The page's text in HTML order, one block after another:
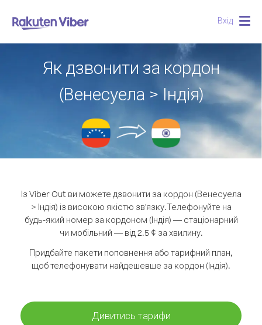
Вхід
Як дзвонити за кордон
(Венесуела > Індія)
Із Viber Out ви можете дзвонити за кордон (Венесуела
> Індія) із високою якістю зв'язку.Телефонуйте на
будь-який номер за кордоном (Індія) — стаціонарний
чи мобільний — від 2.5 ¢ за хвилину.
Придбайте пакети поповнення або тарифний план,
щоб телефонувати найдешевше за кордон (Індія).
Дивитись тарифи